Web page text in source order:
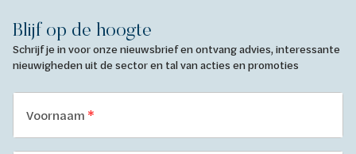
Blijf op de hoogte
Schrijf je in voor onze nieuwsbrief en ontvang advies, interessante
nieuwigheden uit de sector en tal van acties en promoties
Voornaam